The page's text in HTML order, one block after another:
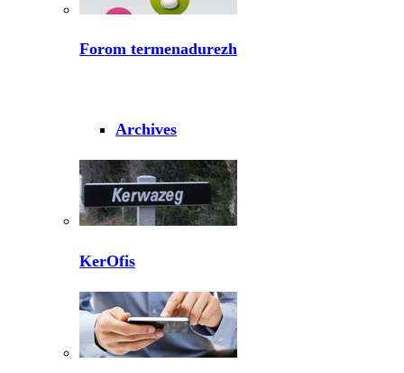
Forom termenadurezh
Archives
KerOfis